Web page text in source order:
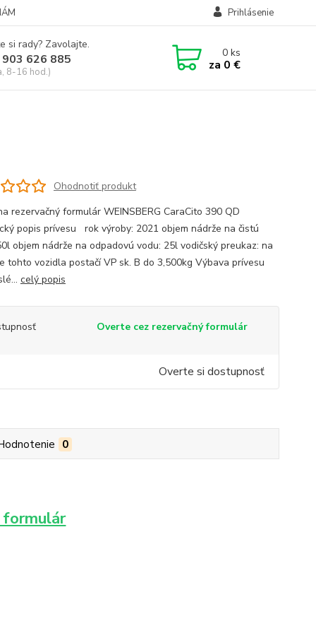
Prihlásenie
si rady? Zavolajte.
626 885
8-16 hod.)
0ks
za 0 €
Ohodnotiť produkt
rezervačný formulár WEINSBERG CaraCito 390 QD
popis prívesu rok výroby: 2021 objem nádrže na čistú
objem nádrže na odpadovú vodu: 25l vodičský preukaz: na
tohto vozidla postačí VP sk. B do 3,500kg Výbava prívesu
celý popis
Overte cez rezervačný formulár
Overte si dostupnosť
0
formulár